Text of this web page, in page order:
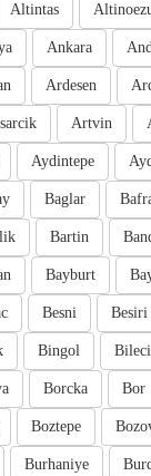
Altintas
Ankara
Ardesen
Artvin
Aydintepe
Baglar
Bartin
Bayburt
Besiri
Besni
Bingol
Bor
Borcka
Boztepe
Burhaniye